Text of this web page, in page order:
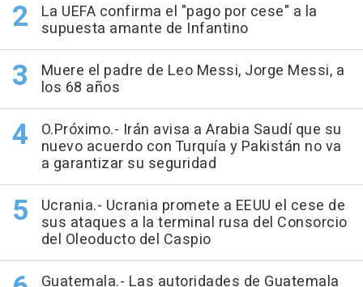
La UEFA confirma el "pago por cese" a la
supuesta amante de Infantino
Muere el padre de Leo Messi, Jorge Messi, a
los 68 años
O.Próximo.- Irán avisa a Arabia Saudí que su
nuevo acuerdo con Turquía y Pakistán no va
a garantizar su seguridad
Ucrania.- Ucrania promete a EEUU el cese de
sus ataques a la terminal rusa del Consorcio
del Oleoducto del Caspio
Guatemala.- Las autoridades de Guatemala